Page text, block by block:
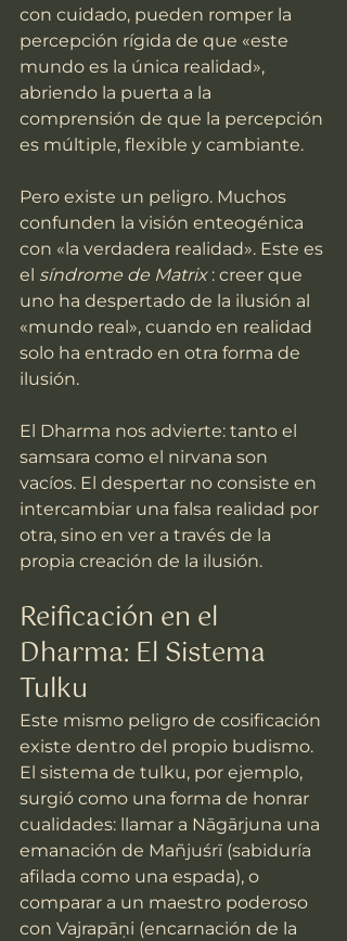
con cuidado, pueden romper la
percepción rígida de que «este
mundo es la única realidad»,
abriendo la puerta a la
comprensión de que la percepción
es múltiple, flexible y cambiante.
Pero existe un peligro. Muchos
confunden la visión enteogénica
con «la verdadera realidad». Este es
el síndrome de Matrix : creer que
uno ha despertado de la ilusión al
«mundo real», cuando en realidad
solo ha entrado en otra forma de
ilusión.
El Dharma nos advierte: tanto el
samsara como el nirvana son
vacíos. El despertar no consiste en
intercambiar una falsa realidad por
otra, sino en ver a través de la
propia creación de la ilusión.
Reificación en el
Dharma: El Sistema
Tulku
Este mismo peligro de cosificación
existe dentro del propio budismo.
El sistema de tulku, por ejemplo,
surgió como una forma de honrar
cualidades: llamar a Nāgārjuna una
emanación de Mañjuśrī (sabiduría
afilada como una espada), o
comparar a un maestro poderoso
con Vajrapāṇi (encarnación de la